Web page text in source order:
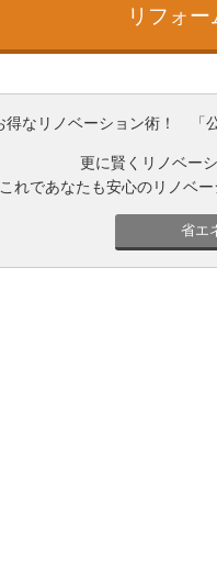
リフォ
得なリノベーション術！ 「
更に賢くリノベー
これであなたも安心のリノベ
省エ